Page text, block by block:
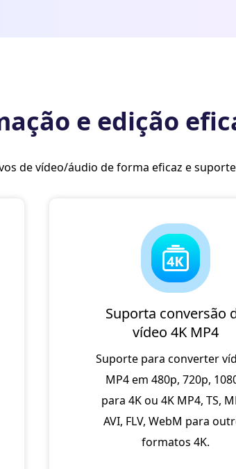
e edição
de vídeo/áudio de forma eficaz e
Suporta conversão
vídeo 4K MP4
Suporte para converter
MP4 em 480p, 720p,
para 4K ou 4K MP4, TS,
AVI, FLV, WebM para
formatos 4K.